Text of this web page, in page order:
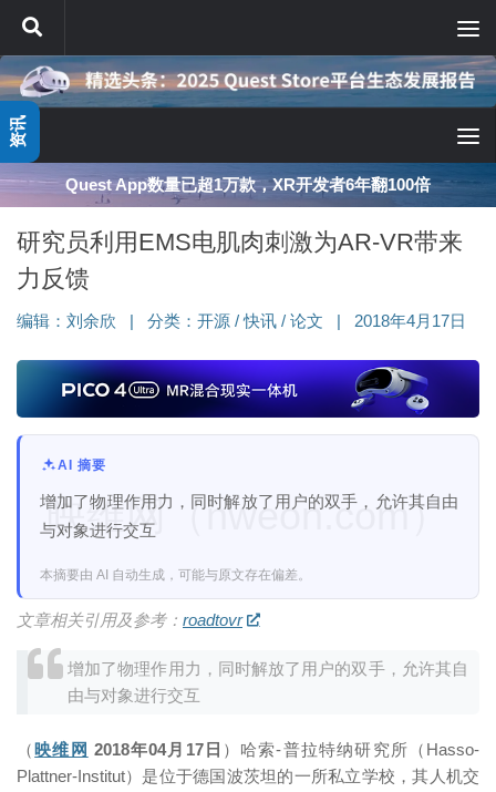
跳至内容
深度分享：AI智能眼镜的现实困境与严峻出路
研究员利用EMS电肌肉刺激为AR-VR带来
力反馈
编辑： 刘余欣 分类： 开源 /快讯 / 论文 2018年4月17日
AI 摘要
增加了物理作用力，同时解放了用户的双手，允许其自由
与对象进行交互
本摘要由 AI 自动生成，可能与原文存在偏差。
文章相关引用及参考： roadtovr
增加了物理作用力，同时解放了用户的双手，允许其自
由与对象进行交互
（ 映维网 2018年04月17日 ）哈索-普拉特纳研究所（Hasso-
Plattner-Institut）是位于德国波茨坦的一所私立学校，其人机交
映维网（nweon.com）
资讯